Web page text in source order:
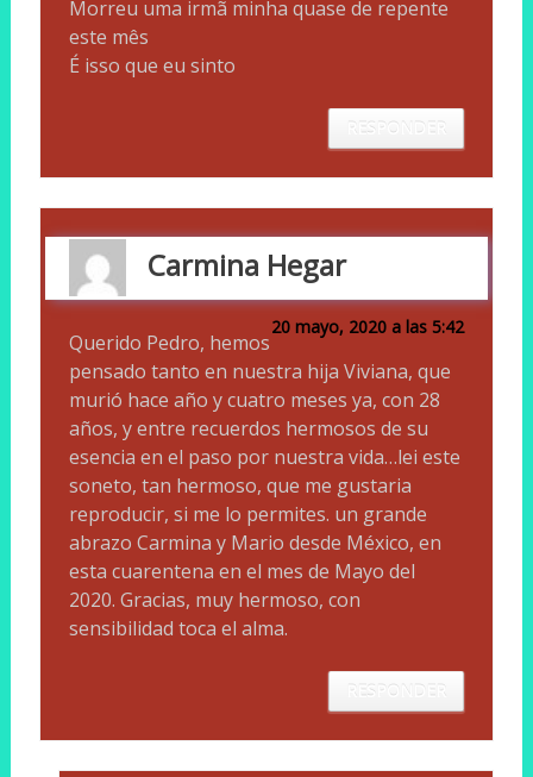
Morreu uma irmã minha quase de repente
este mês
É isso que eu sinto
RESPONDER
Carmina Hegar
20 mayo, 2020 a las 5:42
Querido Pedro, hemos
pensado tanto en nuestra hija Viviana, que
murió hace año y cuatro meses ya, con 28
años, y entre recuerdos hermosos de su
esencia en el paso por nuestra vida…lei este
soneto, tan hermoso, que me gustaria
reproducir, si me lo permites. un grande
abrazo Carmina y Mario desde México, en
esta cuarentena en el mes de Mayo del
2020. Gracias, muy hermoso, con
sensibilidad toca el alma.
RESPONDER